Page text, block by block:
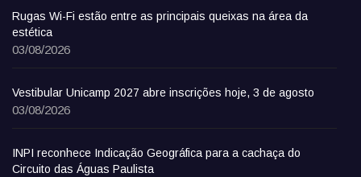
Rugas Wi-Fi estão entre as principais queixas na área da
estética
03/08/2026
Vestibular Unicamp 2027 abre inscrições hoje, 3 de agosto
03/08/2026
INPI reconhece Indicação Geográfica para a cachaça do
Circuito das Águas Paulista